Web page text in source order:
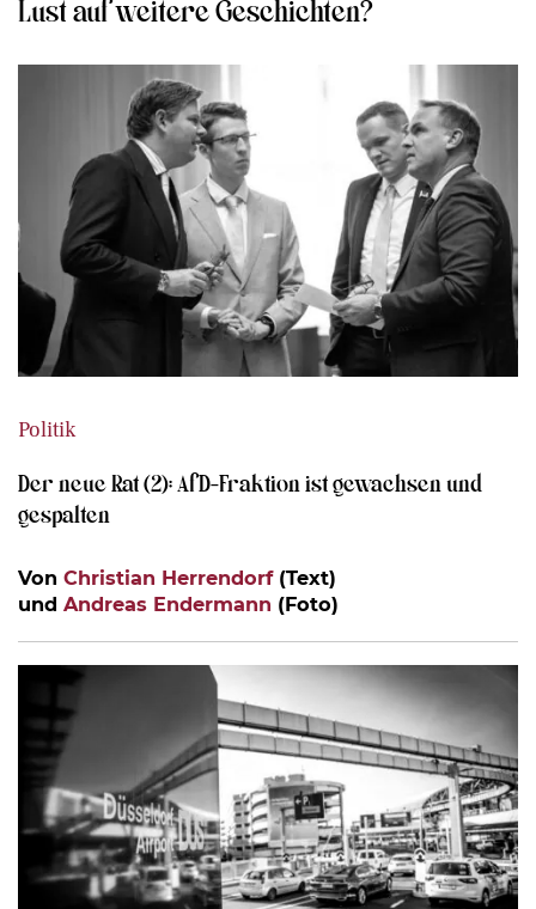
Lust auf weitere Geschichten?
Politik
Der neue Rat (2): AfD-Fraktion ist gewachsen und
gespalten
Von Christian Herrendorf(Text)
und Andreas Endermann (Foto)